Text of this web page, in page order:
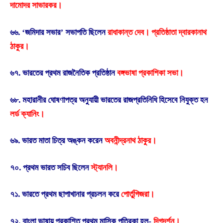
দামোদর সাভারকর।
৬৬. ‘জমিদার সভার’ সভাপতি ছিলেনরাধাকান্ত দেব। প্রতিষ্ঠাতা দ্বারকানাথ
ঠাকুর।
৬৭. ভারতের প্রথম রাজনৈতিক প্রতিষ্ঠানবঙ্গভাষা প্রকাশিকা সভা।
৬৮. মহারানীর ঘোষণাপত্র অনুযায়ী ভারতের রাজপ্রতিনিধি হিসেবে নিযুক্ত হন
লর্ড ক্যানিং।
৬৯. ভারত মাতা চিত্র অঙ্কন করেনঅবনীন্দ্রনাথ ঠাকুর।
৭০. প্রথম ভারত সচিব ছিলেনস্ট্যানলি।
৭১. ভারতে প্রথম ছাপাখানার প্রচলন করেপোর্তুগিজরা।
৭২. বাংলা ভাষায় প্রকাশিত প্রথম মাসিক পত্রিকা হল- দিগদর্শন।